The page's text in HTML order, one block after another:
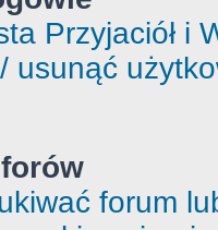
Przyjaciół i
usunąć
forum